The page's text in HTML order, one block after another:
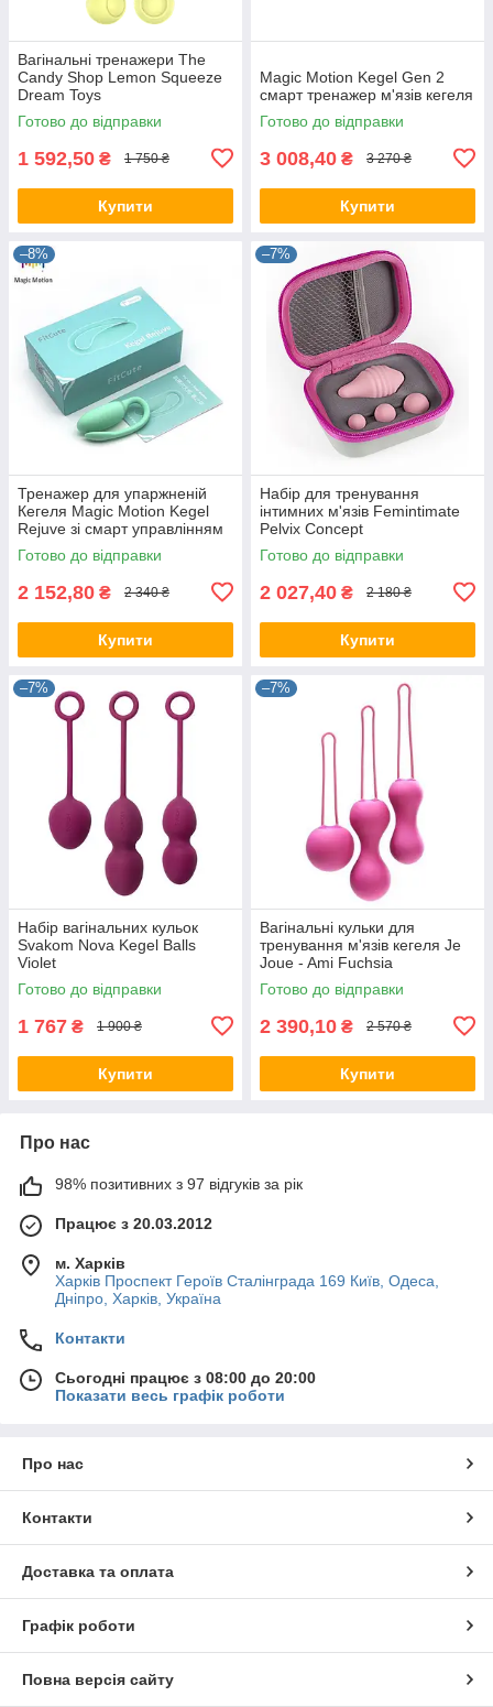
Вагінальні тренажери The
Candy Shop Lemon Squeeze
Dream Toys
Готово до відправки
1 592,50 ₴ 1 750 ₴
Купити
Magic Motion Kegel Gen 2
смарт тренажер м'язів кегеля
Готово до відправки
3 008,40 ₴ 3 270 ₴
Купити
–8%
Тренажер для упаржненій
Кегеля Magic Motion Kegel
Rejuve зі смарт управлінням
Готово до відправки
2 152,80 ₴ 2 340 ₴
Купити
–7%
Набір для тренування
інтимних м'язів Femintimate
Pelvix Concept
Готово до відправки
2 027,40 ₴ 2 180 ₴
Купити
–7%
Набір вагінальних кульок
Svakom Nova Kegel Balls
Violet
Готово до відправки
1 767 ₴ 1 900 ₴
Купити
–7%
Вагінальні кульки для
тренування м'язів кегеля Je
Joue - Ami Fuchsia
Готово до відправки
2 390,10 ₴ 2 570 ₴
Купити
Про нас
98% позитивних з 97 відгуків за рік
Працює з 20.03.2012
м. Харків
Харків Проспект Героїв Сталінграда 169 Київ, Одеса,
Дніпро, Харків, Україна
Контакти
Сьогодні працює з 08:00 до 20:00
Показати весь графік роботи
Про нас
Контакти
Доставка та оплата
Графік роботи
Повна версія сайту